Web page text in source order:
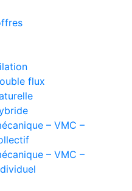
flux
– VMC –
– VMC –